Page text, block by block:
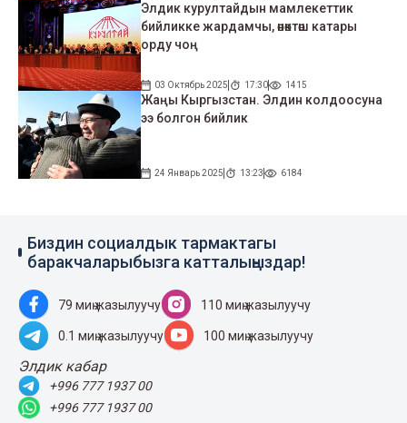
Элдик курултайдын мамлекеттик
бийликке жардамчы, өнөктөш катары
орду чоң
03 Октябрь 2025 17:30 1415
Жаңы Кыргызстан. Элдин колдоосуна
ээ болгон бийлик
24 Январь 2025 13:23 6184
Биздин социалдык тармактагы
баракчаларыбызга катталыңыздар!
79 миң жазылуучу 110 миң жазылуучу
0.1 миң жазылуучу 100 миң жазылуучу
Элдик кабар
+996 777 1937 00
+996 777 1937 00